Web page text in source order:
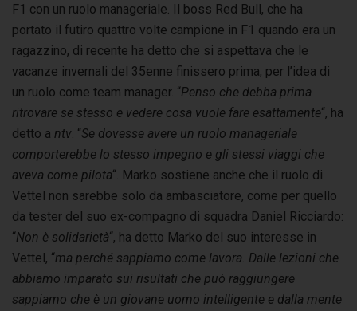
F1 con un ruolo manageriale. Il boss Red Bull, che ha
portato il futiro quattro volte campione in F1 quando era un
ragazzino, di recente ha detto che si aspettava che le
vacanze invernali del 35enne finissero prima, per l’idea di
un ruolo come team manager. “Penso che debba prima
ritrovare se stesso e vedere cosa vuole fare esattamente“, ha
detto a ntv . “Se dovesse avere un ruolo manageriale
comporterebbe lo stesso impegno e gli stessi viaggi che
aveva come pilota“. Marko sostiene anche che il ruolo di
Vettel non sarebbe solo da ambasciatore, come per quello
da tester del suo ex-compagno di squadra Daniel Ricciardo:
“Non è solidarietà“, ha detto Marko del suo interesse in
Vettel, “ma perché sappiamo come lavora. Dalle lezioni che
abbiamo imparato sui risultati che può raggiungere
sappiamo che è un giovane uomo intelligente e dalla mente